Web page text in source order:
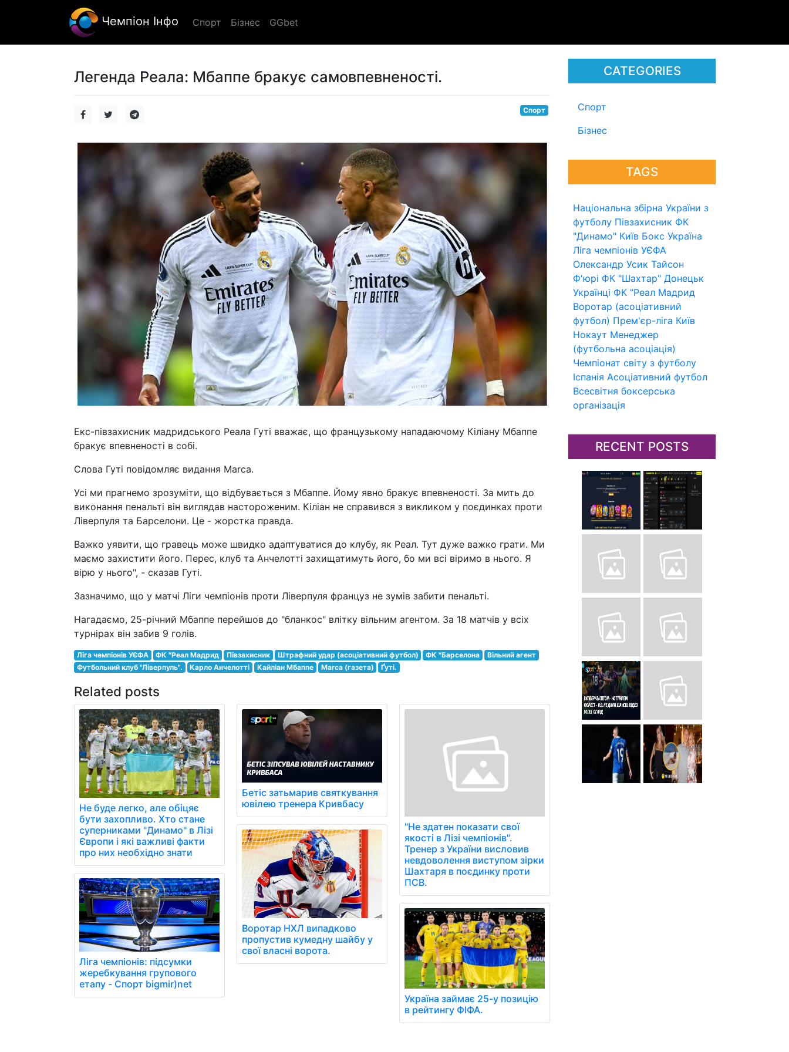
Чемпіон Інфо Спорт Бізнес GGbet
CATEGORIES
Спорт
Бізнес
TAGS
Національна збірна України з
футболу Півзахисник ФК
"Динамо" Київ Бокс Україна
Ліга чемпіонів УЄФА
Олександр Усик Тайсон
Ф'юрі ФК "Шахтар" Донецьк
Українці ФК "Реал Мадрид
Воротар (асоціативний
футбол) Прем'єр-ліга Київ
Нокаут Менеджер
(футбольна асоціація)
Чемпіонат світу з футболу
Іспанія Асоціативний футбол
Всесвітня боксерська
організація
RECENT POSTS
Легенда Реала: Мбаппе бракує самовпевненості.
Спорт
Екс-півзахисник мадридського Реала Гуті вважає, що французькому нападаючому Кіліану Мбаппе
бракує впевненості в собі.
Слова Гуті повідомляє видання Marca.
Усі ми прагнемо зрозуміти, що відбувається з Мбаппе. Йому явно бракує впевненості. За мить до
виконання пенальті він виглядав настороженим. Кіліан не справився з викликом у поєдинках проти
Ліверпуля та Барселони. Це - жорстка правда.
Важко уявити, що гравець може швидко адаптуватися до клубу, як Реал. Тут дуже важко грати. Ми
маємо захистити його. Перес, клуб та Анчелотті захищатимуть його, бо ми всі віримо в нього. Я
вірю у нього", - сказав Гуті.
Зазначимо, що у матчі Ліги чемпіонів проти Ліверпуля француз не зумів забити пенальті.
Нагадаємо, 25-річний Мбаппе перейшов до "бланкос" влітку вільним агентом. За 18 матчів у всіх
турнірах він забив 9 голів.
Ліга чемпіонів УЄФА ФК "Реал Мадрид Півзахисник Штрафний удар (асоціативний футбол) ФК "Барселона
Вільний агент
Футбольний клуб "Ліверпуль".
Карло Анчелотті Кайліан Мбаппе Marca (газета) Ґуті.
Related posts
Не буде легко, але обіцяє
бути захопливо. Хто стане
суперниками "Динамо" в Лізі
Європи і які важливі факти
про них необхідно знати
Ліга чемпіонів: підсумки
жеребкування групового
етапу - Спорт bigmir)net
Бетіс затьмарив святкування
ювілею тренера Кривбасу
Воротар НХЛ випадково
пропустив кумедну шайбу у
свої власні ворота.
"Не здатен показати свої
якості в Лізі чемпіонів".
Тренер з України висловив
невдоволення виступом зірки
Шахтаря в поєдинку проти
ПСВ.
Україна займає 25-у позицію
в рейтингу ФІФА.